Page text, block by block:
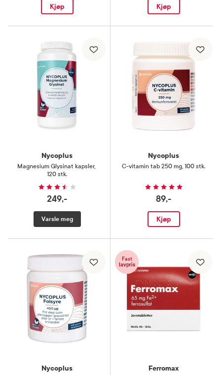
Kjøp Kjøp
Nycoplus
Magnesium Glysinat kapsler,
120 stk.
249,-
Varsle meg
Nycoplus
C-vitamin tab 250 mg, 100 stk.
89,-
Kjøp
Nycoplus
Fast
lavpris
Ferromax